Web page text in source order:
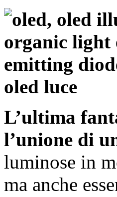
L’ultima
l’unione di
luminose in
ma anche